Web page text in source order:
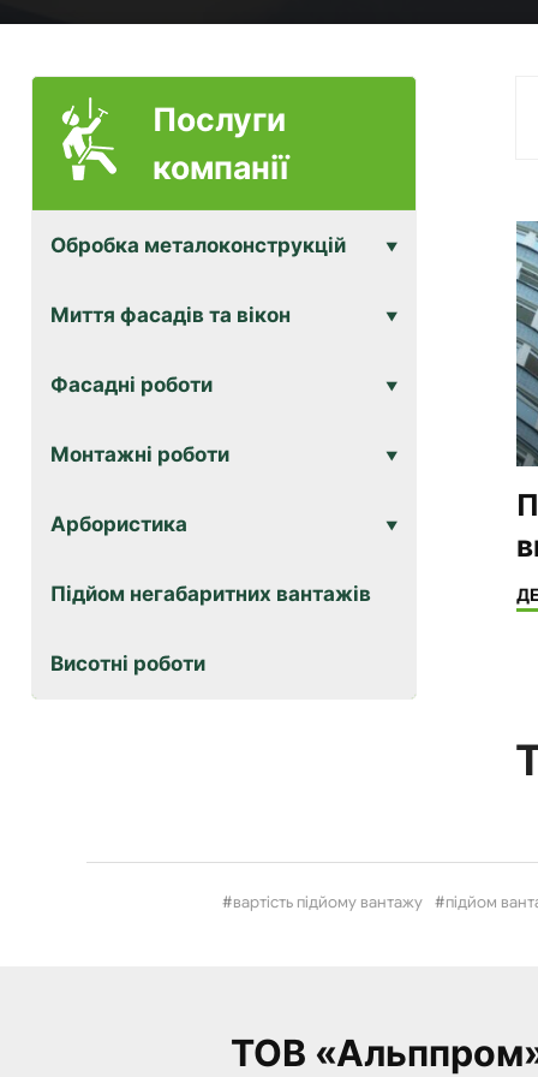
Послуги
компанії
Обробка металоконструкцій
Миття фасадів та вікон
Фасадні роботи
Монтажні роботи
Арбористика
Підйом негабаритних вантажів
Висотні роботи
вартість підйому вантажу підйом
ТОВ